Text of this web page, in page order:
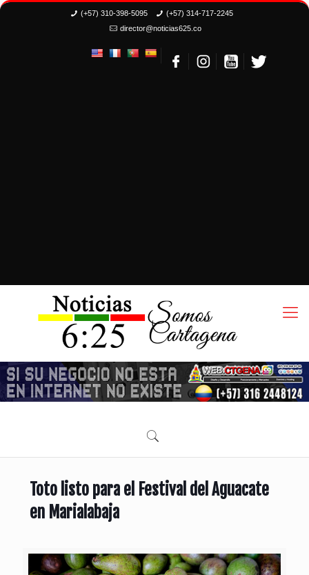
(+57) 310-398-5095
(+57) 314-717-2245
director@noticias625.co
Toto listo para el Festival del Aguacate
en Marialabaja